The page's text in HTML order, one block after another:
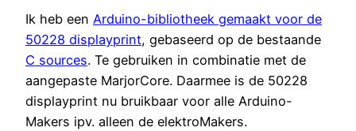
Ik heb een Arduino-bibliotheek gemaakt voor de
50228 displayprint, gebaseerd op de bestaande
C sources. Te gebruiken in combinatie met de
aangepaste MarjorCore. Daarmee is de 50228
displayprint nu bruikbaar voor alle Arduino-
Makers ipv. alleen de elektroMakers.